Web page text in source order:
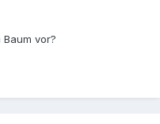
vor?